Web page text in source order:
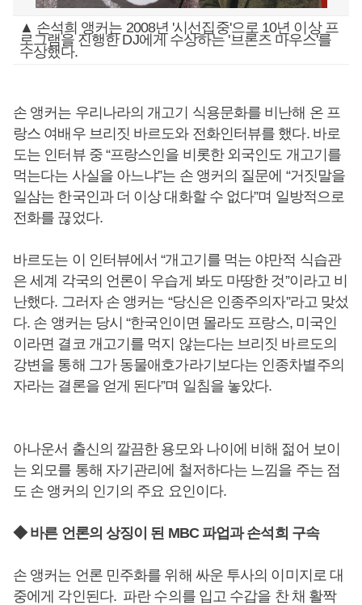
▲ 손석희 앵커는 2008년 '시선집중'으로 10년 이상 프
로그램을 진행한 DJ에게 수상하는 '브론즈 마우스'를
수상했다.
손 앵커는 우리나라의 개고기 식용문화를 비난해 온 프
랑스 여배우 브리짓 바르도와 전화인터뷰를 했다. 바로
도는 인터뷰 중 “프랑스인을 비롯한 외국인도 개고기를
먹는다는 사실을 아느냐”는 손 앵커의 질문에 “거짓말을
일삼는 한국인과 더 이상 대화할 수 없다”며 일방적으로
전화를 끊었다.
바르도는 이 인터뷰에서 “개고기를 먹는 야만적 식습관
은 세계 각국의 언론이 우습게 봐도 마땅한 것”이라고 비
난했다. 그러자 손 앵커는 “당신은 인종주의자”라고 맞섰
다. 손 앵커는 당시 “한국인이면 몰라도 프랑스, 미국인
이라면 결코 개고기를 먹지 않는다는 브리짓 바르도의
강변을 통해 그가 동물애호가라기보다는 인종차별주의
자라는 결론을 얻게 된다”며 일침을 놓았다.
아나운서 출신의 깔끔한 용모와 나이에 비해 젊어 보이
는 외모를 통해 자기관리에 철저하다는 느낌을 주는 점
도 손 앵커의 인기의 주요 요인이다.
◆ 바른 언론의 상징이 된 MBC 파업과 손석희 구속
손 앵커는 언론 민주화를 위해 싸운 투사의 이미지로 대
중에게 각인된다. 파란 수의를 입고 수갑을 찬 채 활짝